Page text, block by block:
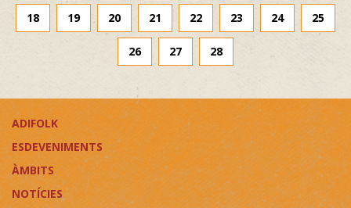
18 19 20 21 22 23 24 25
26 27 28
ADIFOLK
ESDEVENIMENTS
ÀMBITS
NOTÍCIES